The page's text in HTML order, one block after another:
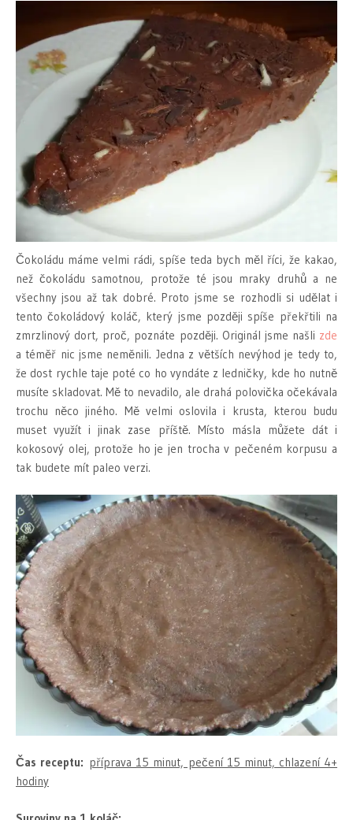
Čokoládu máme velmi rádi, spíše teda bych měl říci, že kakao,
než čokoládu samotnou, protože té jsou mraky druhů a ne
všechny jsou až tak dobré. Proto jsme se rozhodli si udělat i
tento čokoládový koláč, který jsme později spíše překřtili na
zmrzlinový dort, proč, poznáte později. Originál jsme našli zde
a téměř nic jsme neměnili. Jedna z větších nevýhod je tedy to,
že dost rychle taje poté co ho vyndáte z ledničky, kde ho nutně
musíte skladovat. Mě to nevadilo, ale drahá polovička očekávala
trochu něco jiného. Mě velmi oslovila i krusta, kterou budu
muset využít i jinak zase příště. Místo másla můžete dát i
kokosový olej, protože ho je jen trocha v pečeném korpusu a
tak budete mít paleo verzi.
Čas receptu: příprava 15 minut, pečení 15 minut, chlazení 4+
hodiny